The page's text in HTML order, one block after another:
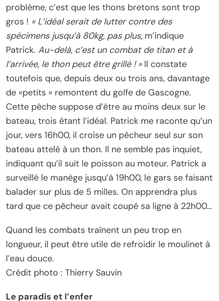
problème, c’est que les thons bretons sont trop
gros ! « L’idéal serait de lutter contre des
spécimens jusqu’à 80kg, pas plus, m’indique
Patrick. Au-delà, c’est un combat de titan et à
l’arrivée, le thon peut être grillé ! »Il constate
toutefois que, depuis deux ou trois ans, davantage
de «petits » remontent du golfe de Gascogne.
Cette pêche suppose d’être au moins deux sur le
bateau, trois étant l’idéal. Patrick me raconte qu’un
jour, vers 16h00, il croise un pêcheur seul sur son
bateau attelé à un thon. Il ne semble pas inquiet,
indiquant qu’il suit le poisson au moteur. Patrick a
surveillé le manège jusqu’à 19h00, le gars se faisant
balader sur plus de 5 milles. On apprendra plus
tard que ce pêcheur avait coupé sa ligne à 22h00…
Quand les combats traînent un peu trop en
longueur, il peut être utile de refroidir le moulinet à
l’eau douce.
Crédit photo : Thierry Sauvin
Le paradis et l’enfer